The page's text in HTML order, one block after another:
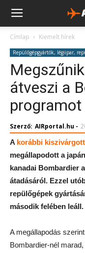
Címlap Kiemelt hírek
Repülőgépgyártók, légiipar,
átveszi a
Szerző: AIRportal.hu -
A korábbi
megállapodott a
kanadai Bombardier
átadásáról. Ezzel
repülőgépek
második felében leáll.
A megállapodás
Bombardier-nél